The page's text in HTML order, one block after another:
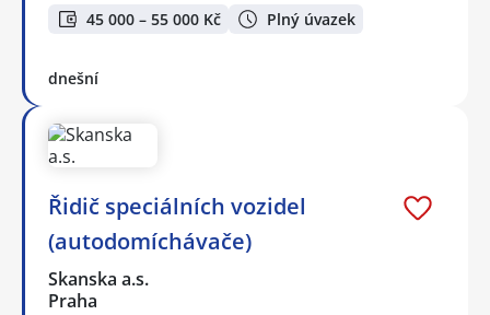
45 000 – 55 000 Kč Plný úvazek
dnešní
Řidič speciálních vozidel
(autodomíchávače)
Skanska a.s.
Praha